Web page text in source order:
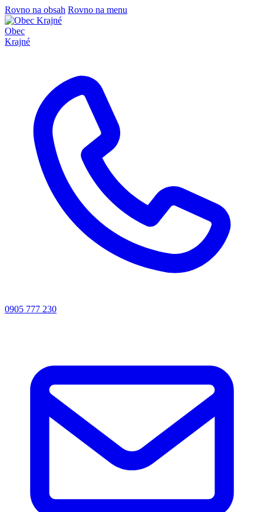
Rovno na obsah Rovno na menu
Obec
Krajné
0905 777 230